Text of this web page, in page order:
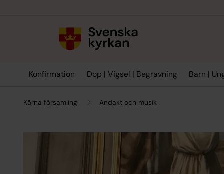
Konfirmation Dop | Vigsel | Begravning Barn |
Kärna församling Andakt och musik